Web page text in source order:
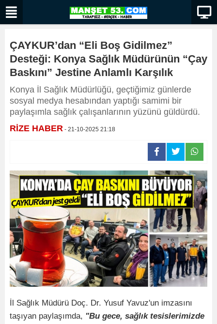
ÇAYKUR’dan “Eli Boş Gidilmez”
Desteği: Konya Sağlık Müdürünün “Çay
Baskını” Jestine Anlamlı Karşılık
Konya İl Sağlık Müdürlüğü, geçtiğimiz günlerde
sosyal medya hesabından yaptığı samimi bir
paylaşımla sağlık çalışanlarının yüzünü güldürdü.
RİZE HABER - 21-10-2025 21:18
İl Sağlık Müdürü Doç. Dr. Yusuf Yavuz'un imzasını
taşıyan paylaşımda, "Bu gece, sağlık tesislerimizde